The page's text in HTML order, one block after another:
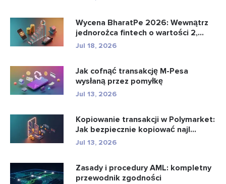
Wycena BharatPe 2026: Wewnątrz
jednorożca fintech o wartości 2,...
Jul 18, 2026
Jak cofnąć transakcję M-Pesa
wysłaną przez pomyłkę
Jul 13, 2026
Kopiowanie transakcji w Polymarket:
Jak bezpiecznie kopiować najl...
Jul 13, 2026
Zasady i procedury AML: kompletny
przewodnik zgodności